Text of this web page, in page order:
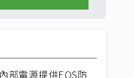
部電源提供EOS防